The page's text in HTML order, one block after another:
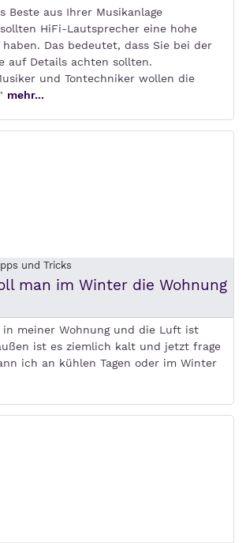
Beste aus Ihrer Musikanlage
HiFi-Lautsprecher eine hohe
Das bedeutet, dass Sie bei der
auf Details achten sollten.
und Tontechniker wollen die
mehr...
und Tricks
man im Winter die Wohnung
in meiner Wohnung und die Luft ist
ist es ziemlich kalt und jetzt frage
ich an kühlen Tagen oder im Winter